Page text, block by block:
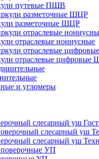
путевые ПШВ
разметочные ШЦР
отраслевые нониусные
отраслевые
и угломеры
слесарный уш
слесарный уш